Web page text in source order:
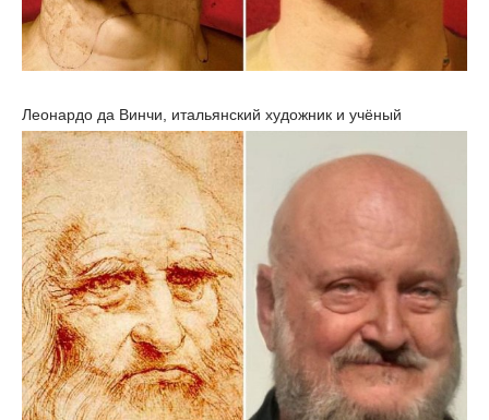
Леонардо да Винчи, итальянский художник и учёный